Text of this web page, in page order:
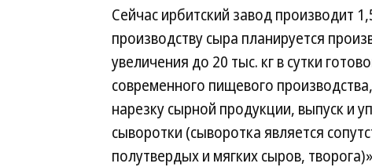
Сейчас ирбитский завод производит
производству сыра планируется
увеличения до 20 тыс. кг в сутки
современного пищевого
нарезку сырной продукции, выпуск и
сыворотки (сыворотка является
полутвердых и мягких сыров,